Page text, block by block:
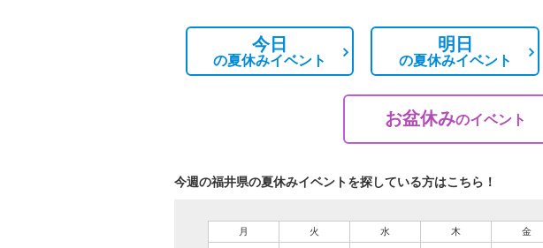
今日
の夏休みイベント
明日
の夏休みイベント
お盆休みのイベント
今週の福井県の夏休みイベントを探している方はこちら！
月 火 水 木 金